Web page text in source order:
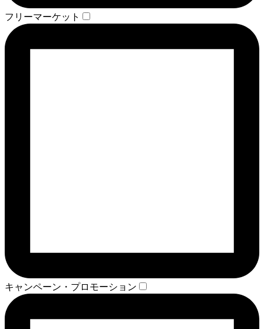
フリーマーケット
キャンペーン・プロモーション